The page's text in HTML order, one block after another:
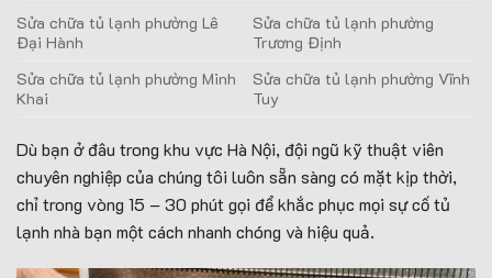
Sửa chữa tủ lạnh phường Lê
Đại Hành
Sửa chữa tủ lạnh phường
Trương Định
Sửa chữa tủ lạnh phường Minh
Khai
Sửa chữa tủ lạnh phường Vĩnh
Tuy
Dù bạn ở đâu trong khu vực Hà Nội, đội ngũ kỹ thuật viên
chuyên nghiệp của chúng tôi luôn sẵn sàng có mặt kịp thời,
chỉ trong vòng 15 – 30 phút gọi để khắc phục mọi sự cố tủ
lạnh nhà bạn một cách nhanh chóng và hiệu quả.